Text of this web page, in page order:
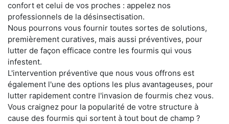
confort et celui de vos proches : appelez nos
professionnels de la désinsectisation.
Nous pourrons vous fournir toutes sortes de solutions,
premièrement curatives, mais aussi préventives, pour
lutter de façon efficace contre les fourmis qui vous
infestent.
L'intervention préventive que nous vous offrons est
également l'une des options les plus avantageuses, pour
lutter rapidement contre l'invasion de fourmis chez vous.
Vous craignez pour la popularité de votre structure à
cause des fourmis qui sortent à tout bout de champ ?